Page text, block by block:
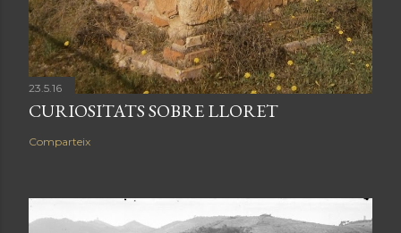
23.5.16
CURIOSITATS SOBRE LLORET
Comparteix